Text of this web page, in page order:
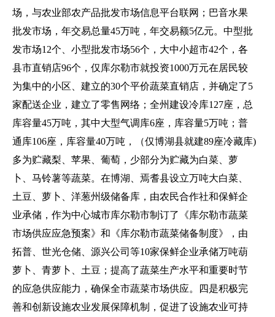
场，与农业部农产品批发市场信息平台联网；巴音水果
批发市场，年交易总量45万吨，年交易额5亿元。中型批
发市场12个、小型批发市场56个，大中小超市42个，各
县市直销店96个，仅库尔勒市就投资1000万元在居民较
为集中的小区、建立的30个平价蔬菜直销店，并确定了5
家配送企业，建立了零售网络；全州建设冷库127座，总
库容量45万吨，其中大型气调库6座，库容量5万吨；普
通库106座，库容量40万吨，（仅博湖县就建89座冷藏库)
多为贮藏梨、苹果、葡萄，少部分为贮藏为白菜、萝
卜、马铃薯等蔬菜。在博湖、焉耆县设立万吨大白菜、
土豆、萝卜、洋葱州级储备库，由农民合作社和保鲜企
业承储，作为中心城市库尔勒市制订了《库尔勒市蔬菜
市场供应应急预案》和《库尔勒市蔬菜储备制度》，由
拓普、世光仓储、源兴公司等10家保鲜企业承储万吨葫
萝卜、青萝卜、土豆；提高了蔬菜生产水平和重要时节
的应急供应能力，确保全市蔬菜市场供应。四是积极完
善和创新设施农业发展保障机制，促进了设施农业可持